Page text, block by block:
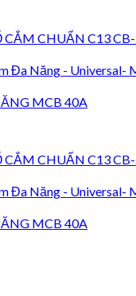
CHUẨN C13
Đa Năng - Universal-
MCB 40A
CHUẨN C13
Đa Năng - Universal-
MCB 40A